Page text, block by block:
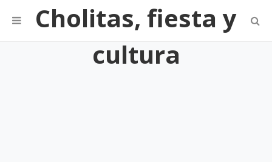
Cholitas, fiesta y
cultura